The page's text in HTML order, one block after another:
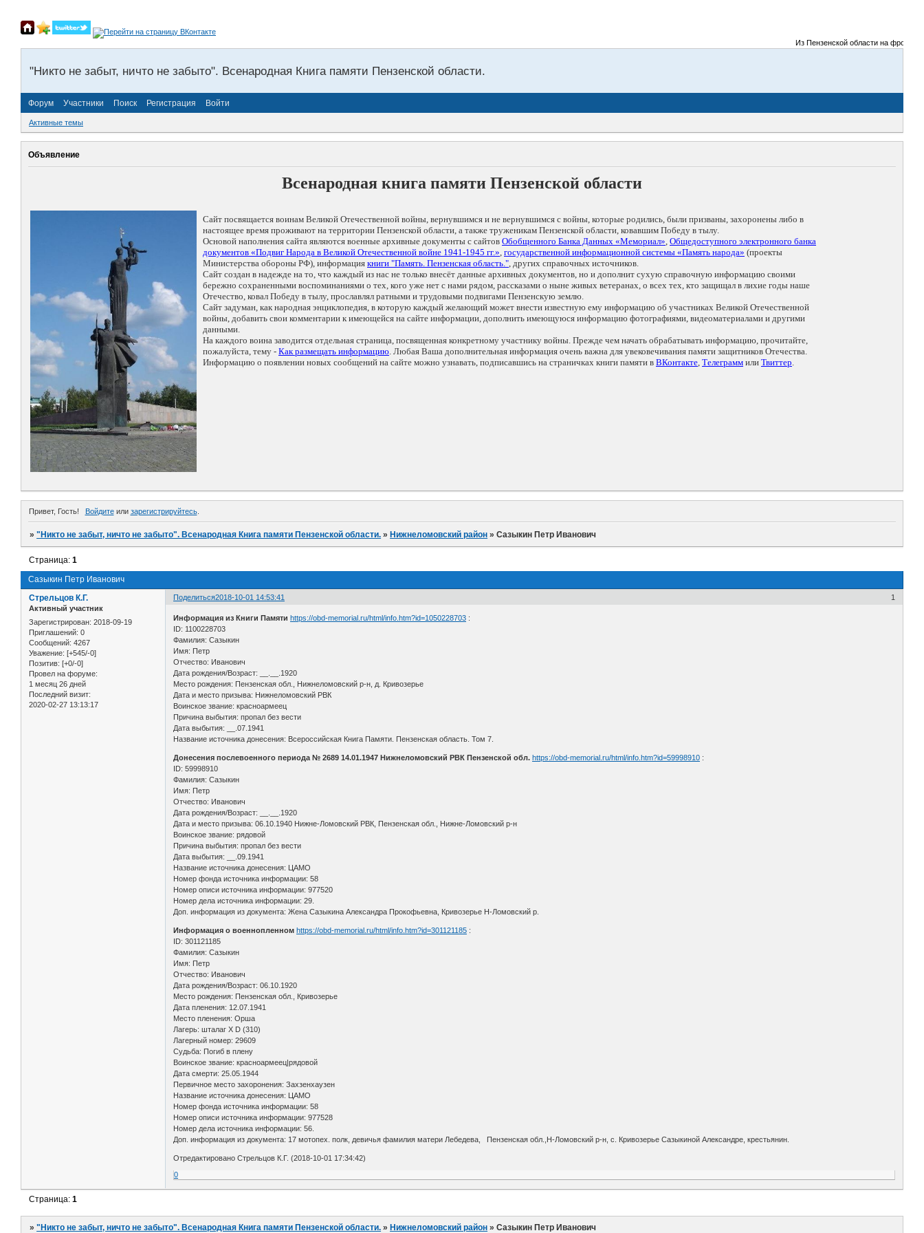
Из Пензенской области на фронты
"Никто не забыт, ничто не забыто". Всенародная Книга памяти Пензенской области.
Форум Участники Поиск Регистрация Войти
Активные темы
Объявление
Всенародная книга памяти Пензенской области
Сайт посвящается воинам Великой Отечественной войны, вернувшимся и не вернувшимся с войны, которые родились, были призваны, захоронены либо в
настоящее время проживают на территории Пензенской области, а также труженикам Пензенской области, ковавшим Победу в тылу.
Основой наполнения сайта являются военные архивные документы с сайтов Обобщенного Банка Данных «Мемориал», Общедоступного электронного банка
документов «Подвиг Народа в Великой Отечественной войне 1941-1945 гг.», государственной информационной системы «Память народа» (проекты
Министерства обороны РФ), информация книги "Память. Пензенская область.", других справочных источников.
Сайт создан в надежде на то, что каждый из нас не только внесёт данные архивных документов, но и дополнит сухую справочную информацию своими
бережно сохраненными воспоминаниями о тех, кого уже нет с нами рядом, рассказами о ныне живых ветеранах, о всех тех, кто защищал в лихие годы наше
Отечество, ковал Победу в тылу, прославлял ратными и трудовыми подвигами Пензенскую землю.
Сайт задуман, как народная энциклопедия, в которую каждый желающий может внести известную ему информацию об участниках Великой Отечественной
войны, добавить свои комментарии к имеющейся на сайте информации, дополнить имеющуюся информацию фотографиями, видеоматериалами и другими
данными.
На каждого воина заводится отдельная страница, посвященная конкретному участнику войны. Прежде чем начать обрабатывать информацию, прочитайте,
пожалуйста, тему - Как размещать информацию. Любая Ваша дополнительная информация очень важна для увековечивания памяти защитников Отечества.
Информацию о появлении новых сообщений на сайте можно узнавать, подписавшись на страничках книги памяти в ВКонтакте, Телеграмм или Твиттер.
Привет, Гость! Войдитеили зарегистрируйтесь.
»"Никто не забыт, ничто не забыто". Всенародная Книга памяти Пензенской области. » Нижнеломовский район »Сазыкин Петр Иванович
Сазыкин Петр Иванович
Страница:1
Поделиться 1
2018-10-01 14:53:41
Стрельцов К.Г.
Активный участник
Зарегистрирован: 2018-09-19
Приглашений: 0
Сообщений: 4267
Уважение: [+545/-0]
Позитив: [+0/-0]
Провел на форуме:
1 месяц 26 дней
Последний визит:
2020-02-27 13:13:17
Информация из Книги Памяти https://obd-memorial.ru/html/info.htm?id=1050228703 :
ID: 1100228703
Фамилия: Сазыкин
Имя: Петр
Отчество: Иванович
Дата рождения/Возраст: __.__.1920
Место рождения: Пензенская обл., Нижнеломовский р-н, д. Кривозерье
Дата и место призыва: Нижнеломовский РВК
Воинское звание: красноармеец
Причина выбытия: пропал без вести
Дата выбытия: __.07.1941
Название источника донесения: Всероссийская Книга Памяти. Пензенская область. Том 7.
Донесения послевоенного периода № 2689 14.01.1947 Нижнеломовский РВК Пензенской обл.https://obd-memorial.ru/html/info.htm?id=59998910 :
ID: 59998910
Фамилия: Сазыкин
Имя: Петр
Отчество: Иванович
Дата рождения/Возраст: __.__.1920
Дата и место призыва: 06.10.1940 Нижне-Ломовский РВК, Пензенская обл., Нижне-Ломовский р-н
Воинское звание: рядовой
Причина выбытия: пропал без вести
Дата выбытия: __.09.1941
Название источника донесения: ЦАМО
Номер фонда источника информации: 58
Номер описи источника информации: 977520
Номер дела источника информации: 29.
Доп. информация из документа: Жена Сазыкина Александра Прокофьевна, Кривозерье Н-Ломовский р.
Информация о военнопленном https://obd-memorial.ru/html/info.htm?id=301121185 :
ID: 301121185
Фамилия: Сазыкин
Имя: Петр
Отчество: Иванович
Дата рождения/Возраст: 06.10.1920
Место рождения: Пензенская обл., Кривозерье
Дата пленения: 12.07.1941
Место пленения: Орша
Лагерь: шталаг X D (310)
Лагерный номер: 29609
Судьба: Погиб в плену
Воинское звание: красноармеец|рядовой
Дата смерти: 25.05.1944
Первичное место захоронения: Захзенхаузен
Название источника донесения: ЦАМО
Номер фонда источника информации: 58
Номер описи источника информации: 977528
Номер дела источника информации: 56.
Доп. информация из документа: 17 мотопех. полк, девичья фамилия матери Лебедева, Пензенская обл.,Н-Ломовский р-н, с. Кривозерье Сазыкиной Александре, крестьянин.
Отредактировано Стрельцов К.Г. (2018-10-01 17:34:42)
0
Страница:1
»"Никто не забыт, ничто не забыто". Всенародная Книга памяти Пензенской области. » Нижнеломовский район »Сазыкин Петр Иванович